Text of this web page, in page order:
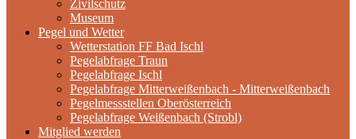
Zivilschutz
Museum
Pegel und Wetter
Wetterstation FF Bad Ischl
Pegelabfrage Traun
Pegelabfrage Ischl
Pegelabfrage Mitterweißenbach - Mitterweißenbach
Pegelmessstellen Oberösterreich
Pegelabfrage Weißenbach (Strobl)
Mitglied werden